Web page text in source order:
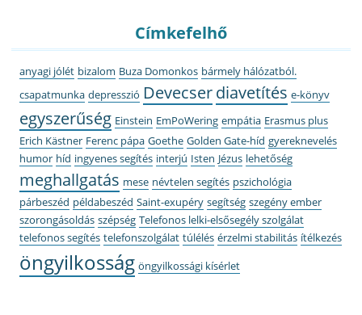
Címkefelhő
anyagi jólét bizalom Buza Domonkos bármely hálózatból.
csapatmunka depresszió Devecserdiavetítés e-könyv
egyszerűség Einstein EmPoWering empátia Erasmus plus
Erich Kästner Ferenc pápa Goethe Golden Gate-híd gyereknevelés
humor híd ingyenes segítés interjú Isten Jézus lehetőség
meghallgatás mese névtelen segítés pszichológia
párbeszéd példabeszéd Saint-exupéry segítség szegény ember
szorongásoldás szépség Telefonos lelki-elsősegély szolgálat
telefonos segítés telefonszolgálat túlélés érzelmi stabilitás ítélkezés
öngyilkosság öngyilkossági kísérlet